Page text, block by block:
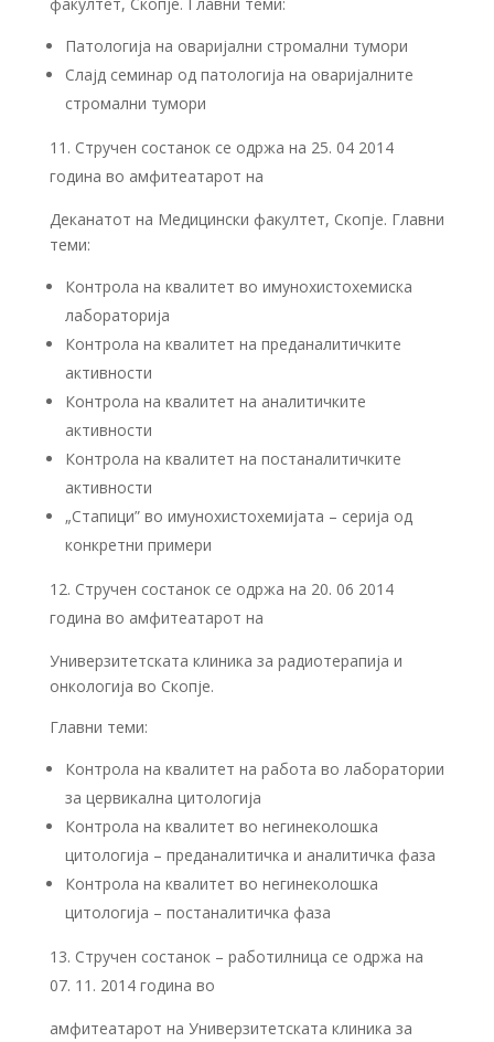
Патологија на оваријални стромални тумори
Слајд семинар од патологија на оваријалните
стромални тумори
Стручен состанок се одржа на 25. 04 2014
година во амфитеатарот на
Деканатот на Медицински факултет, Скопје. Главни
теми:
Контрола на квалитет во имунохистохемиска
лабораторија
Контрола на квалитет на преданалитичките
активности
Контрола на квалитет на аналитичките
активности
Контрола на квалитет на постаналитичките
активности
„Стапици” во имунохистохемијата – серија од
конкретни примери
Стручен состанок се одржа на 20. 06 2014
година во амфитеатарот на
Универзитетската клиника за радиотерапија и
онкологија во Скопје.
Главни теми:
Контрола на квалитет на работа во лаборатории
за цервикална цитологија
Контрола на квалитет во негинеколошка
цитологија – преданалитичка и аналитичка фаза
Контрола на квалитет во негинеколошка
цитологија – постаналитичка фаза
Стручен состанок – работилница се одржа на
07. 11. 2014 година во
амфитеатарот на Универзитетската клиника за